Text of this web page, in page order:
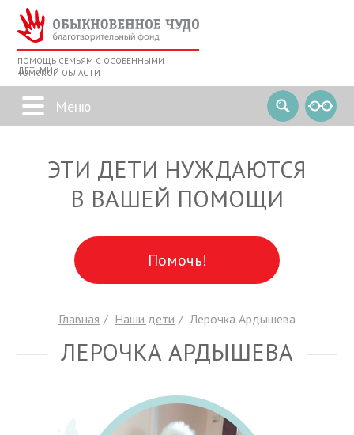
ПОМОЩЬ СЕМЬЯМ С ОСОБЕННЫМИ
ДЕТЬМИ
ТОМСКОЙ ОБЛАСТИ
ЭТИ ДЕТИ НУЖДАЮТСЯ
В ВАШЕЙ ПОМОЩИ
Помочь!
Главная Наши дети Лерочка Ардышева
ЛЕРОЧКА АРДЫШЕВА